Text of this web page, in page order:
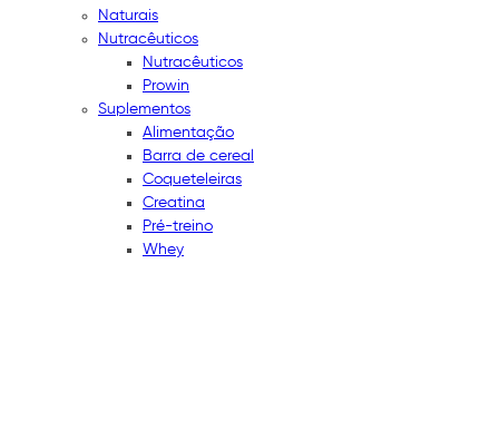
Naturais
Nutracêuticos
Nutracêuticos
Prowin
Suplementos
Alimentação
Barra de cereal
Coqueteleiras
Creatina
Pré-treino
Whey